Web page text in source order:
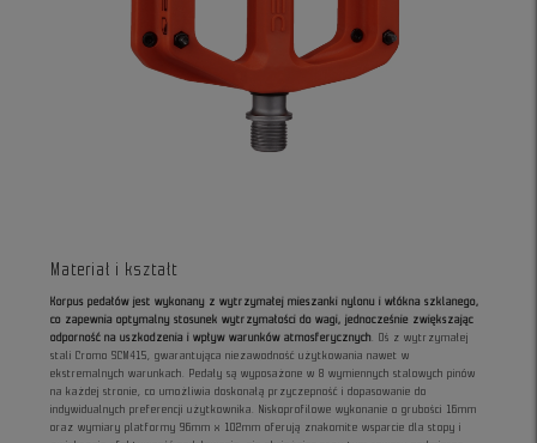
Materiał i kształt
Korpus pedałów jest wykonany z wytrzymałej mieszanki nylonu i włókna szklanego,
co zapewnia optymalny stosunek wytrzymałości do wagi, jednocześnie zwiększając
odporność na uszkodzenia i wpływ warunków atmosferycznych
. Oś z wytrzymałej
stali Cromo SCM415, gwarantująca niezawodność użytkowania nawet w
ekstremalnych warunkach. Pedały są wyposażone w 8 wymiennych stalowych pinów
na każdej stronie, co umożliwia doskonałą przyczepność i dopasowanie do
indywidualnych preferencji użytkownika. Niskoprofilowe wykonanie o grubości 16mm
oraz wymiary platformy 96mm x 102mm oferują znakomite wsparcie dla stopy i